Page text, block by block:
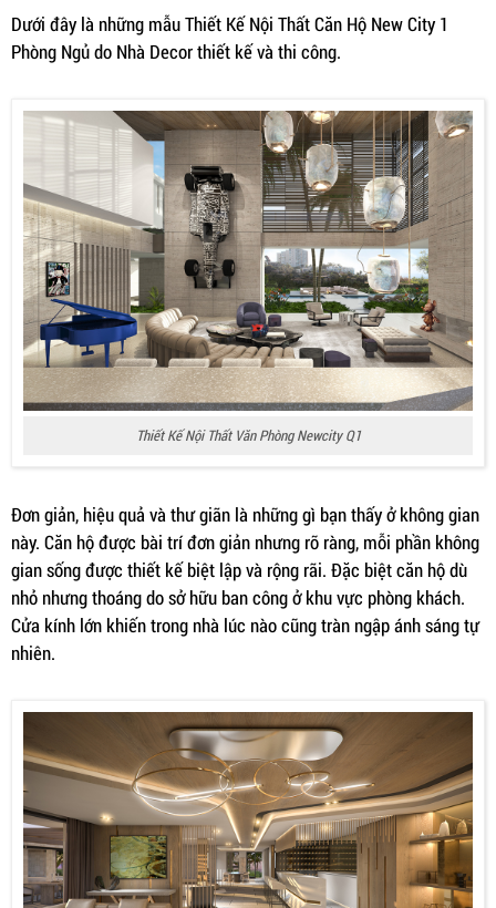
Dưới đây là những mẫu Thiết Kế Nội Thất Căn Hộ New City 1
Phòng Ngủ do Nhà Decor thiết kế và thi công.
Thiết Kế Nội Thất Văn Phòng Newcity Q1
Đơn giản, hiệu quả và thư giãn là những gì bạn thấy ở không gian
này. Căn hộ được bài trí đơn giản nhưng rõ ràng, mỗi phần không
gian sống được thiết kế biệt lập và rộng rãi. Đặc biệt căn hộ dù
nhỏ nhưng thoáng do sở hữu ban công ở khu vực phòng khách.
Cửa kính lớn khiến trong nhà lúc nào cũng tràn ngập ánh sáng tự
nhiên.